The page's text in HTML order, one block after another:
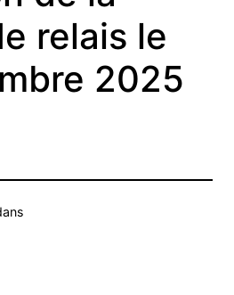
relais le
2025